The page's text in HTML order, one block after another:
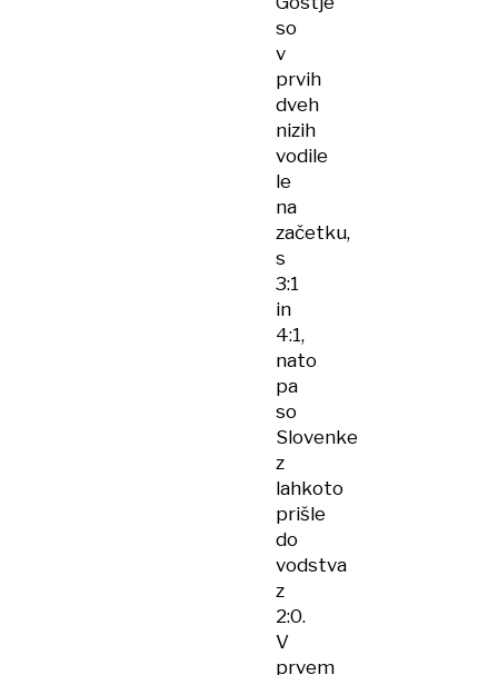
so
v
prvih
dveh
nizih
vodile
le
na
začetku,
s
3:1
in
4:1,
nato
pa
so
Slovenke
z
lahkoto
prišle
do
vodstva
z
2:0.
V
prvem